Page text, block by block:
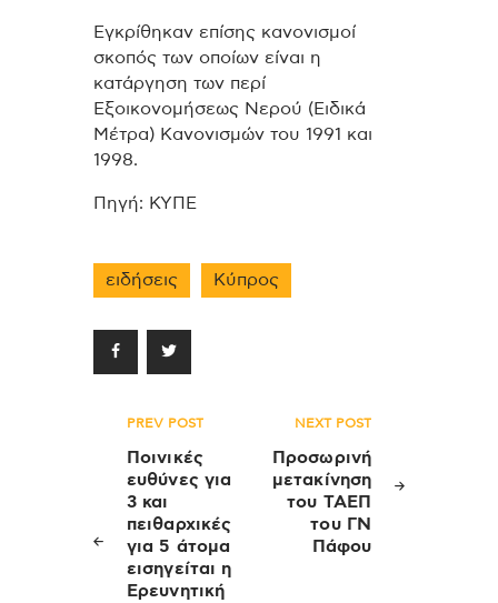
Εγκρίθηκαν επίσης κανονισμοί
σκοπός των οποίων είναι η
κατάργηση των περί
Εξοικονομήσεως Νερού (Ειδικά
Μέτρα) Κανονισμών του 1991 και
1998.
Πηγή: ΚΥΠΕ
ειδήσεις Κύπρος
Πλοήγηση
άρθρων
PREV POST
Ποινικές
ευθύνες για
3 και
πειθαρχικές
για 5 άτομα
εισηγείται η
Ερευνητική
NEXT POST
Προσωρινή
μετακίνηση
του ΤΑΕΠ
του ΓΝ
Πάφου